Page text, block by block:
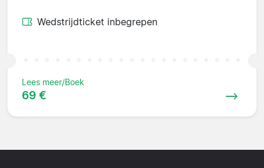
Wedstrijdticket inbegrepen
Lees meer/Boek
69 €